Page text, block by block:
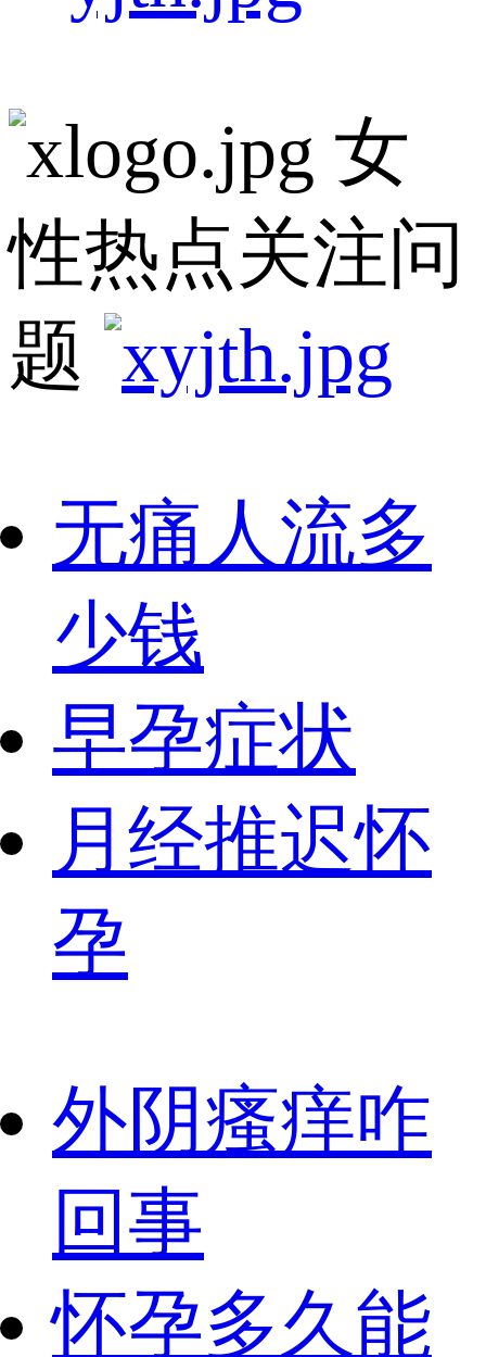
女
性热点关注问
题
无痛人流多
少钱
早孕症状
月经推迟怀
孕
外阴瘙痒咋
回事
怀孕多久能